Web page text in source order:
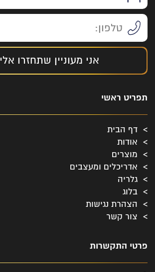
אני מעוניין שתחזרו אלי
תפריט ראשי
דף הבית
אודות
מוצרים
אדריכלים ומעצבים
גלריה
בלוג
הצהרת נגישות
צור קשר
פרטי התקשרות